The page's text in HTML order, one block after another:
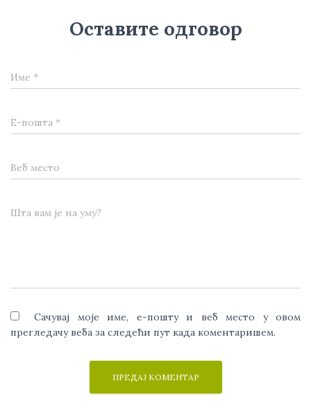
Оставите одговор
Име *
Е-пошта *
Веб место
Шта вам је на уму?
Сачувај моје име, е-пошту и веб место у овом
прегледачу веба за следећи пут када коментаришем.